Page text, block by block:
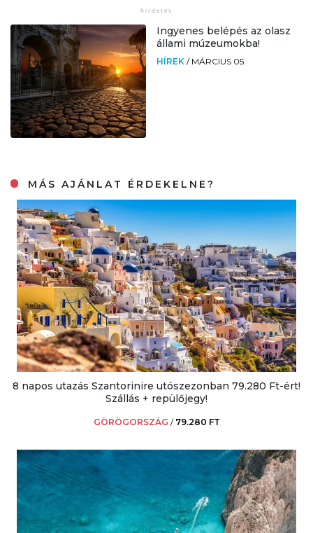
Ingyenes belépés az olasz
állami múzeumokba!
HÍREK / MÁRCIUS 05.
MÁS AJÁNLAT ÉRDEKELNE?
8 napos utazás Szantorinire utószezonban 79.280 Ft-ért!
Szállás + repülőjegy!
GÖRÖGORSZÁG / 79.280 FT